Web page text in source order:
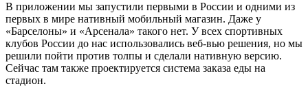
В приложении мы запустили первыми в России и одними из
первых в мире нативный мобильный магазин. Даже у
«Барселоны» и «Арсенала» такого нет. У всех спортивных
клубов России до нас использовались веб-вью решения, но мы
решили пойти против толпы и сделали нативную версию.
Сейчас там также проектируется система заказа еды на
стадион.